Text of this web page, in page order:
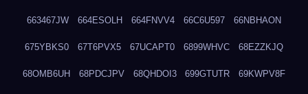
663467JW 664ESOLH 664FNVV4 66C6U597 66NBHAON
675YBKS0 67T6PVX5 67UCAPT0 6899WHVC 68EZZKJQ
68OMB6UH 68PDCJPV 68QHDOI3 699GTUTR 69KWPV8F